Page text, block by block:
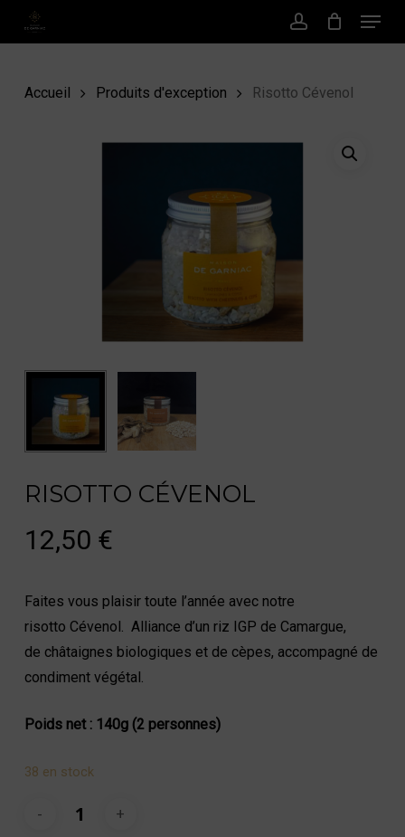
Passer
principal
Compte
Menu
Accueil Produits d'exception Risotto Cévenol
RISOTTO CÉVENOL
12,50 €
Faites vous plaisir toute l’année avec notre
risotto Cévenol. Alliance d’un riz IGP de Camargue,
de châtaignes biologiques et de cèpes, accompagné de
condiment végétal.
Poids net : 140g (2 personnes)
38 en stock